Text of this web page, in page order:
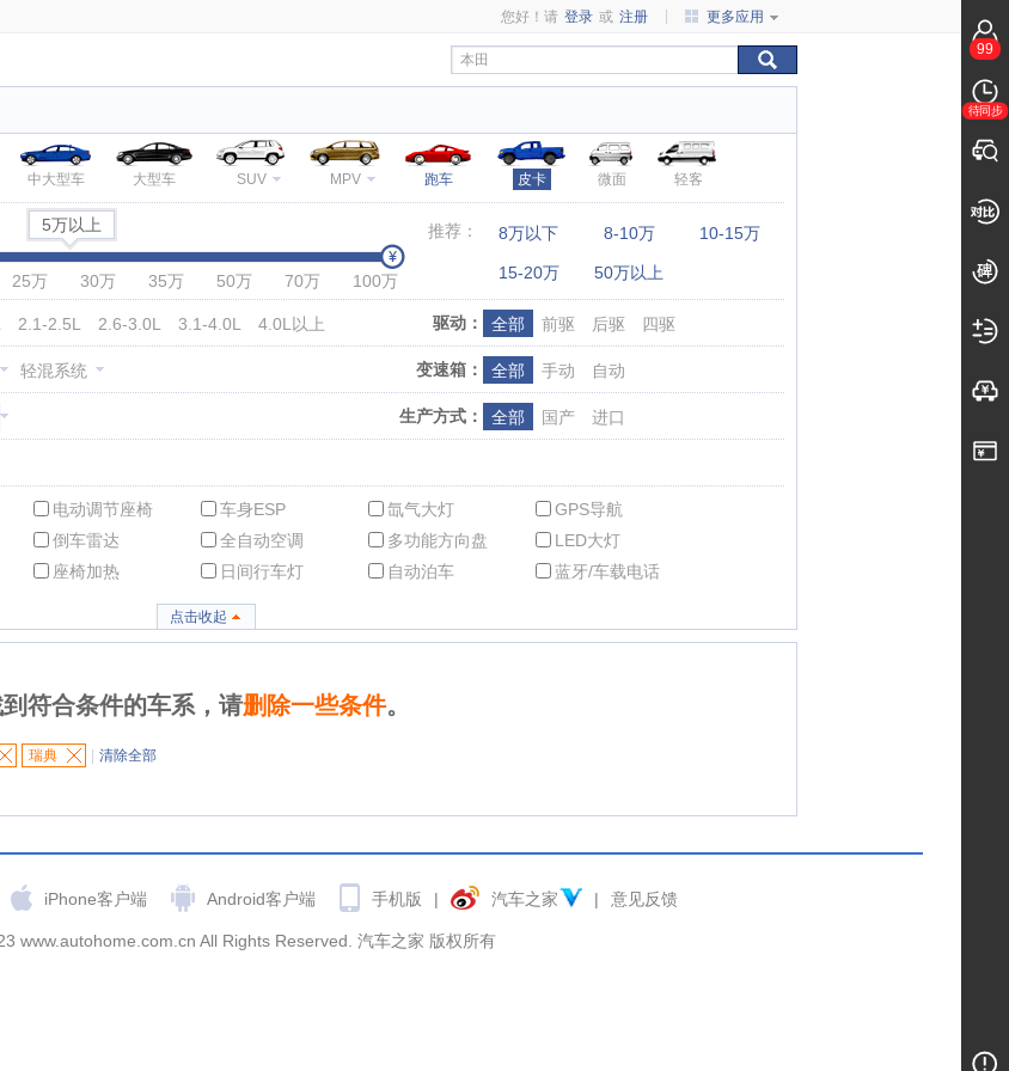
更多应用
您好！请 登录 或 注册
中大型车 大型车 SUV MPV 跑车 皮卡 微面 轻客
5万以上
25万 30万 35万 50万 70万 100万
推荐： 8万以下 8-10万 10-15万
15-20万 50万以上
2.1-2.5L 2.6-3.0L 3.1-4.0L 4.0L以上 驱动： 全部 前驱 后驱 四驱
轻混系统 变速箱： 全部 手动 自动
生产方式： 全部 国产 进口
电动调节座椅 车身ESP 氙气大灯
GPS导航
倒车雷达 全自动空调 多功能方向盘
LED大灯
座椅加热 日间行车灯 自动泊车 蓝牙/车载电话
点击收起
符合条件的车系，请删除一些条件。
瑞典 清除全部
iPhone客户端 Android客户端 手机版 | 汽车之家 | 意见反馈
www.autohome.com.cn All Rights Reserved. 汽车之家 版权所有
99
待同步